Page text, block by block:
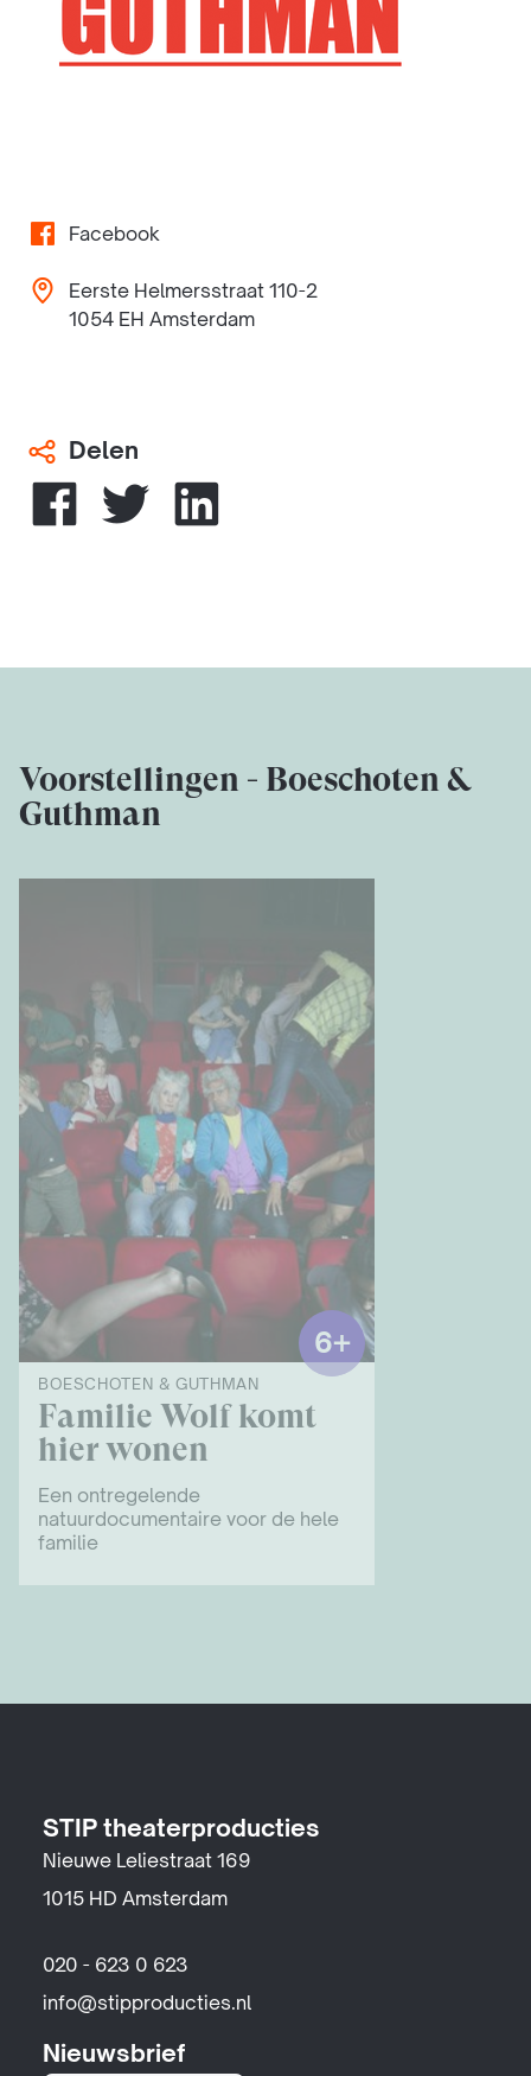
Facebook
Eerste Helmersstraat 110-2
1054 EH Amsterdam
Delen
Voorstellingen - Boeschoten &
Guthman
6+
BOESCHOTEN & GUTHMAN
Familie Wolf komt
hier wonen
Een ontregelende
natuurdocumentaire voor de hele
familie
STIP theaterproducties
Nieuwe Leliestraat 169
1015 HD Amsterdam
020 - 623 0 623
info@stipproducties.nl
Nieuwsbrief